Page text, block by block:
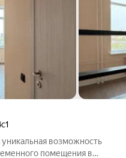
возможность
помещения в